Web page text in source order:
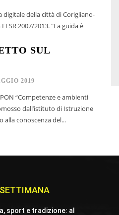
digitale della città di Corigliano-
2013. "La guida è
SUL
2019
“Competenze e ambienti
dall’istituto di Istruzione
alla conoscenza del...
sport e tradizione: al